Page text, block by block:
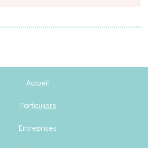
Accueil
Particuliers
Entreprises